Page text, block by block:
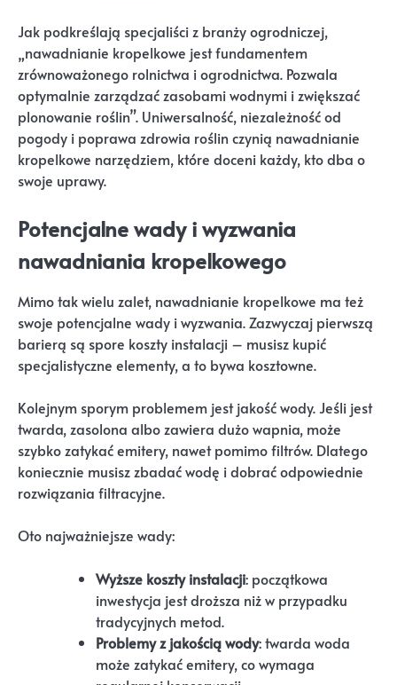
Jak podkreślają specjaliści z branży ogrodniczej,
„nawadnianie kropelkowe jest fundamentem
zrównoważonego rolnictwa i ogrodnictwa. Pozwala
optymalnie zarządzać zasobami wodnymi i zwiększać
plonowanie roślin”. Uniwersalność, niezależność od
pogody i poprawa zdrowia roślin czynią nawadnianie
kropelkowe narzędziem, które doceni każdy, kto dba o
swoje uprawy.
Potencjalne wady i wyzwania
nawadniania kropelkowego
Mimo tak wielu zalet, nawadnianie kropelkowe ma też
swoje potencjalne wady i wyzwania. Zazwyczaj pierwszą
barierą są spore koszty instalacji – musisz kupić
specjalistyczne elementy, a to bywa kosztowne.
Kolejnym sporym problemem jest jakość wody. Jeśli jest
twarda, zasolona albo zawiera dużo wapnia, może
szybko zatykać emitery, nawet pomimo filtrów. Dlatego
koniecznie musisz zbadać wodę i dobrać odpowiednie
rozwiązania filtracyjne.
Oto najważniejsze wady:
Wyższe koszty instalacji: początkowa
inwestycja jest droższa niż w przypadku
tradycyjnych metod.
Problemy z jakością wody: twarda woda
może zatykać emitery, co wymaga